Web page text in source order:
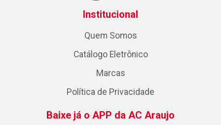
Institucional
Quem Somos
Catálogo Eletrônico
Marcas
Política de Privacidade
Baixe já o APP da AC Araujo